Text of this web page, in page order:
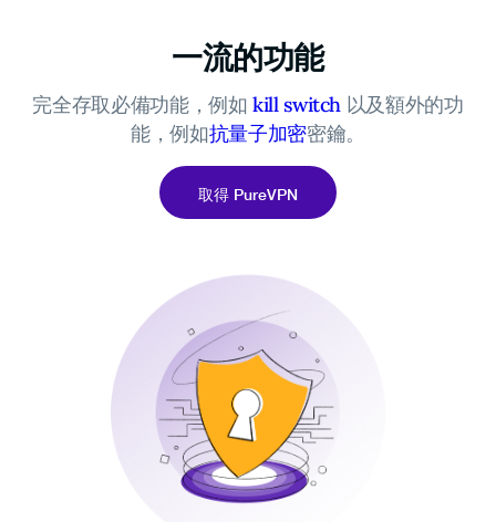
一流的功能
完全存取必備功能，例如kill switch 以及額外的功
能，例如抗量子加密密鑰。
取得 PureVPN